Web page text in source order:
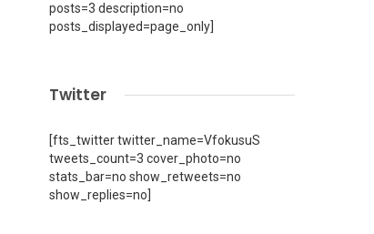
posts=3 description=no
posts_displayed=page_only]
Twitter
[fts_twitter twitter_name=VfokusuS
tweets_count=3 cover_photo=no
stats_bar=no show_retweets=no
show_replies=no]